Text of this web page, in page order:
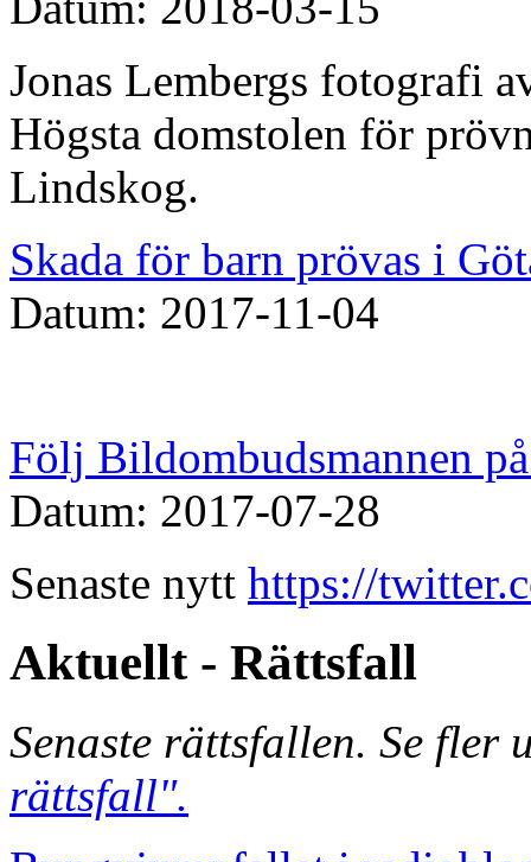
Jonas Lembergs fotografi
Högsta domstolen för
Lindskog.
Skada för barn prövas i
Datum: 2017-11-04
Följ Bildombudsmannen
Datum: 2017-07-28
Senaste nytt https://
Aktuellt - Rättsfall
Senaste rättsfallen. Se
rättsfall".